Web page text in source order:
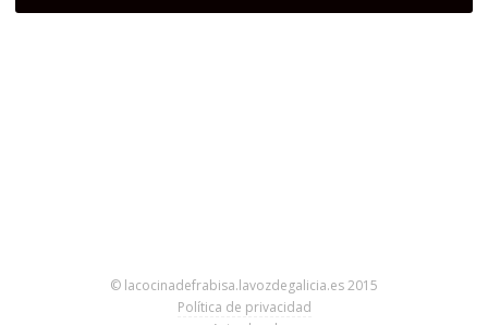
© lacocinadefrabisa.lavozdegalicia.es 2015
Política de privacidad